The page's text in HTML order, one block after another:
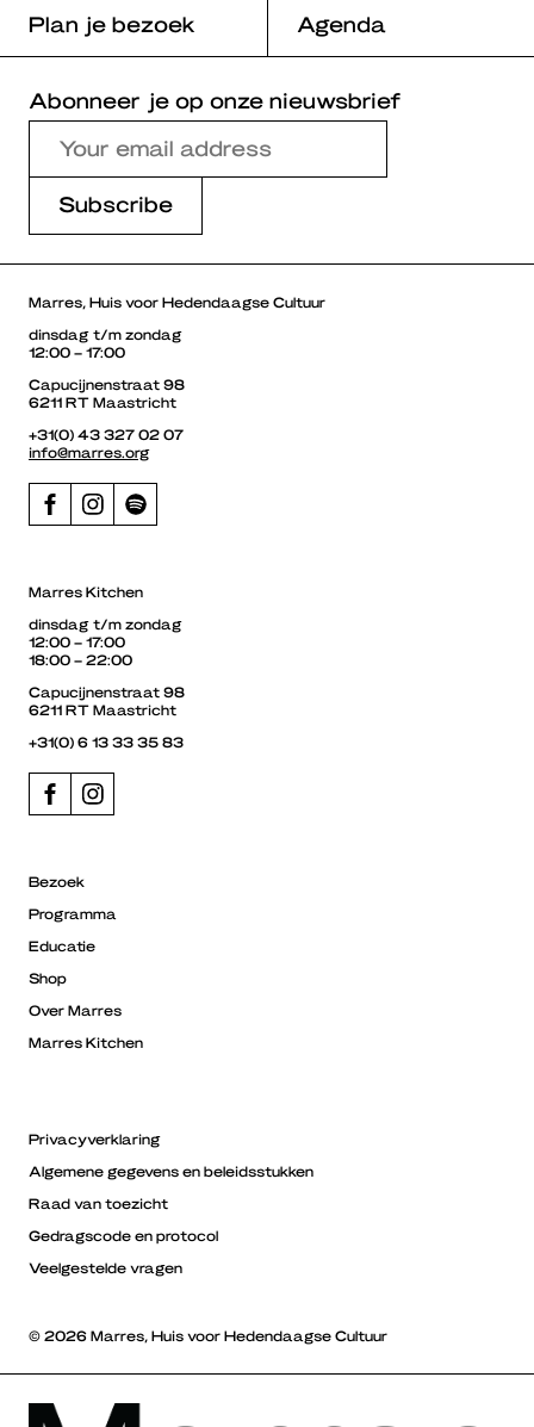
Plan je bezoek Agenda
Abonneer je op onze nieuwsbrief
Marres, Huis voor Hedendaagse Cultuur
dinsdag t/m zondag
12:00 – 17:00
Capucijnenstraat 98
6211 RT Maastricht
+31(0) 43 327 02 07
info@marres.org
Marres Kitchen
dinsdag t/m zondag
12:00 – 17:00
18:00 – 22:00
Capucijnenstraat 98
6211 RT Maastricht
+31(0) 6 13 33 35 83
Bezoek
Programma
Educatie
Shop
Over Marres
Marres Kitchen
Privacyverklaring
Algemene gegevens en beleidsstukken
Raad van toezicht
Gedragscode en protocol
Veelgestelde vragen
© 2026 Marres, Huis voor Hedendaagse Cultuur